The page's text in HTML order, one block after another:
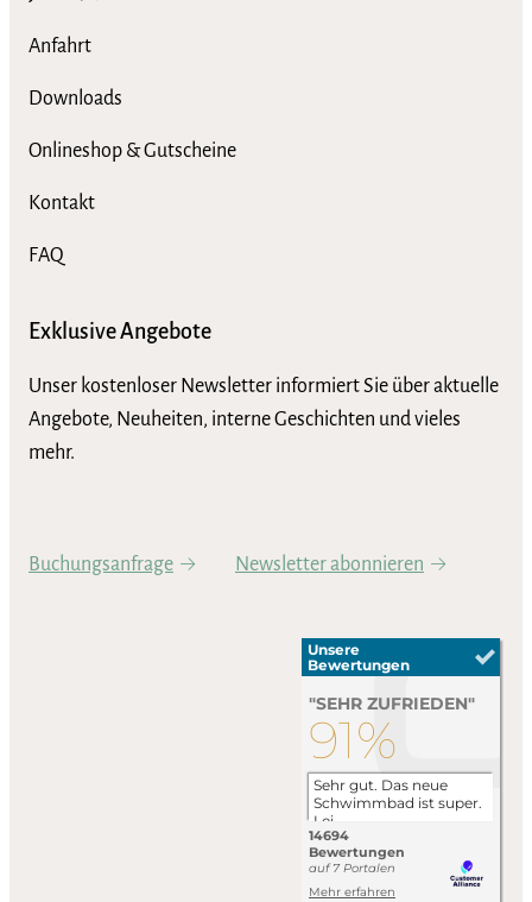
Anfahrt
Downloads
Onlineshop & Gutscheine
Kontakt
FAQ
Exklusive Angebote
Unser kostenloser Newsletter informiert Sie über aktuelle
Angebote, Neuheiten, interne Geschichten und vieles
mehr.
Buchungsanfrage Newsletter abonnieren